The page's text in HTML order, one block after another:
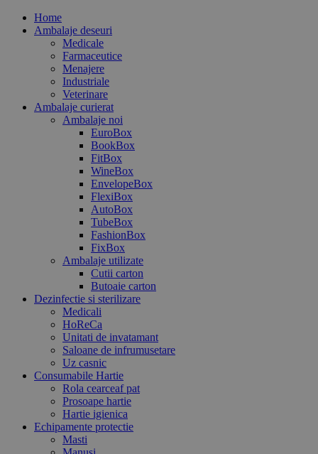
Home
Ambalaje deseuri
Medicale
Farmaceutice
Menajere
Industriale
Veterinare
Ambalaje curierat
Ambalaje noi
EuroBox
BookBox
FitBox
WineBox
EnvelopeBox
FlexiBox
AutoBox
TubeBox
FashionBox
FixBox
Ambalaje utilizate
Cutii carton
Butoaie carton
Dezinfectie si sterilizare
Medicali
HoReCa
Unitati de invatamant
Saloane de infrumusetare
Uz casnic
Consumabile Hartie
Rola cearceaf pat
Prosoape hartie
Hartie igienica
Echipamente protectie
Masti